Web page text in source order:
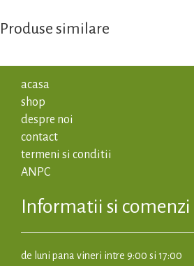
Produse similare
acasa
shop
despre noi
contact
termeni si conditii
ANPC
Informatii si comenzi
de luni pana vineri intre 9:00 si 17:00